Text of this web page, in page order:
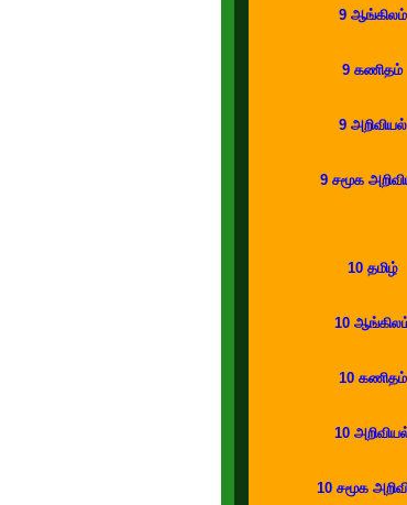
9 ஆங்கிலம்
9 கணிதம்
9 அறிவியல்
9 சமூக
10 தமிழ்
10
10 கணிதம்
10
10 சமூக